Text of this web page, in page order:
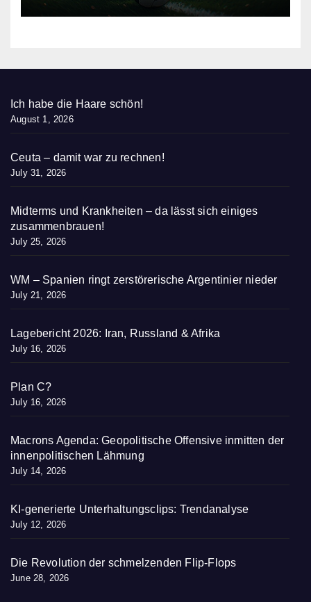
Ich habe die Haare schön!
August 1, 2026
Ceuta – damit war zu rechnen!
July 31, 2026
Midterms und Krankheiten – da lässt sich einiges
zusammenbrauen!
July 25, 2026
WM – Spanien ringt zerstörerische Argentinier nieder
July 21, 2026
Lagebericht 2026: Iran, Russland & Afrika
July 16, 2026
Plan C?
July 16, 2026
Macrons Agenda: Geopolitische Offensive inmitten der
innenpolitischen Lähmung
July 14, 2026
KI-generierte Unterhaltungsclips: Trendanalyse
July 12, 2026
Die Revolution der schmelzenden Flip-Flops
June 28, 2026